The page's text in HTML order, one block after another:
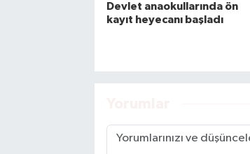
Devlet anaokullarında ön
kayıt heyecanı başladı